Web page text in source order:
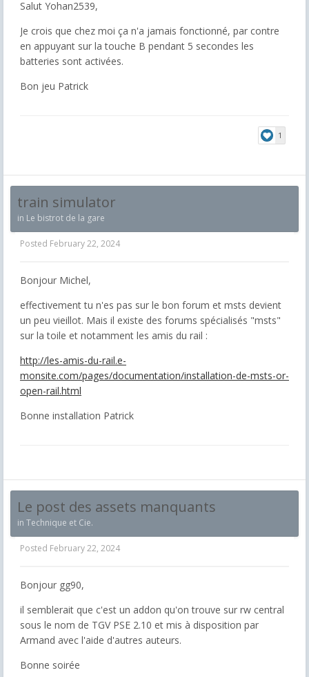
Salut Yohan2539,
Je crois que chez moi ça n'a jamais fonctionné, par contre
en appuyant sur la touche B pendant 5 secondes les
batteries sont activées.
Bon jeu Patrick
1
train simulator
in Le bistrot de la gare
Posted February 22, 2024
Bonjour Michel,
effectivement tu n'es pas sur le bon forum et msts devient
un peu vieillot. Mais il existe des forums spécialisés "msts"
sur la toile et notamment les amis du rail :
http://les-amis-du-rail.e-
monsite.com/pages/documentation/installation-de-msts-or-
open-rail.html
Bonne installation Patrick
Le post des assets manquants
in Technique et Cie.
Posted February 22, 2024
Bonjour gg90,
il semblerait que c'est un addon qu'on trouve sur rw central
sous le nom de TGV PSE 2.10 et mis à disposition par
Armand avec l'aide d'autres auteurs.
Bonne soirée